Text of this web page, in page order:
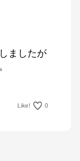
ましたが
Like! 0